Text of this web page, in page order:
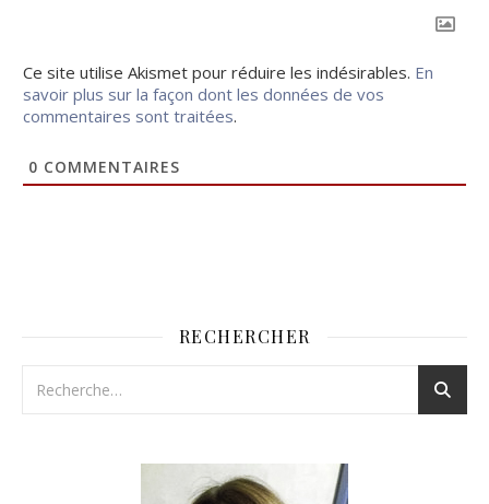
Ce site utilise Akismet pour réduire les indésirables. En
savoir plus sur la façon dont les données de vos
commentaires sont traitées.
0 COMMENTAIRES
RECHERCHER